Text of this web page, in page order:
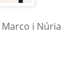
i Núria